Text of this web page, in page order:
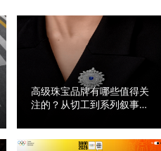
高级珠宝品牌有哪些值得关
注的？从切工到系列叙事，